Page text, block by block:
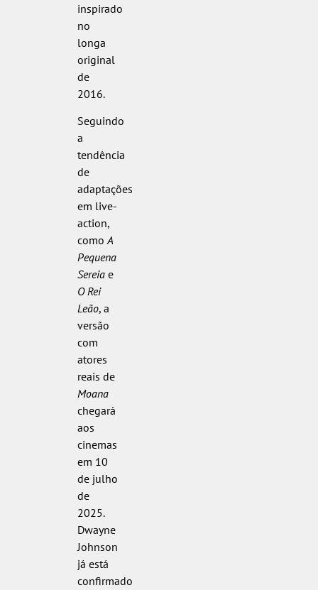
inspirado
no
longa
original
de
2016.
Seguindo
a
tendência
de
adaptações
em live-
action,
comoA
Pequena
Sereiae
O Rei
Leão, a
versão
com
atores
reais de
Moana
chegará
aos
cinemas
em 10
de julho
de
2025.
Dwayne
Johnson
já está
confirmado